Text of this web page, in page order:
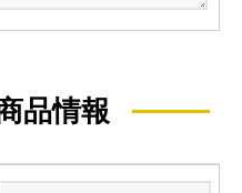
品情報